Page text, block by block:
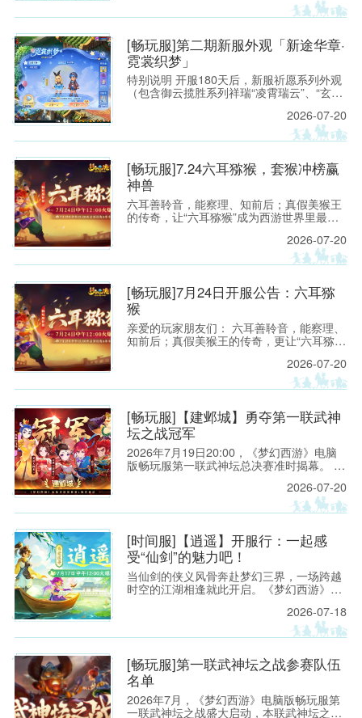
杯，重回武神之巅。 本场对决堪称武神坛战
术博弈的经典之战：禁选阶段双方针锋相
用莲台仙子普陀山精准反制咒师体系，面
对“打蓝”阵容从容应对，最终凭借关键回合
的果断出击锁定胜局。
[畅玩服]第二期新服外观「新途华章·
霓裳织梦」
特别说明 开服180天后，新服祈愿系列外观
（包含御云揽胜系列祥瑞“凌霄瑞云”、“玄霆
系列锦衣“仙境奇旅”、光环“琼华戏梦”、足
迹“灵灯踏星”），将上架霓裳宝阁“典藏”，少
侠可使用霓裳积分购买。 [畅玩服]第一期新
2026-07-20
[畅玩服]7.24六耳猕猴，套猴冲榜赢
神兽
六耳善聆音，能察理、知前后；真假美猴王
的传奇，让“六耳猕猴”成为西游世界里最令
与不服输的豪气将化作一场全新的三界邀约
——2026年7月24日 12:00《梦幻西游》电
脑版畅玩服【六耳猕猴】即将开启！
2026-07-20
[畅玩服]7月24日开服公告：六耳猕
猴
亲爱的玩家朋友们： 六耳善聆音，能察理、
知前后；真假美猴王的传奇，更让“六耳猕
遐想的名字之一。它既有洞察世事的机敏，
也有敢于迎难而上的锋芒，更有不服输、不
低头的豪气。
2026-07-20
[畅玩服]【建邺城】勇夺第一联武神
坛之战冠军
2026年7月19日20:00，《梦幻西游》电脑
版畅玩服第一联武神坛总决赛准时揭幕。 一
队，他们一路披荆斩棘，挺进决赛，向着
【八零九零】战队的第一次大满贯发起冲
击。
2026-07-20
[时间服]【逍遥】开服行：一起感
受“仙剑”的魅力吧！
当仙剑的侠义风骨奔赴梦幻三界，一场跨越
时空的江湖相逢就此开启。《梦幻西游》电
典IP的底蕴与热忱的全新服务器【为爱追寻·
逍遥】，已于2026年7月17日12:00准时开
启。
2026-07-18
[畅玩服]第一联武神坛之战参赛队伍
名单
2026年7月，《梦幻西游》电脑版畅玩服第
一联武神坛之战盛大启动，本联武神坛之战